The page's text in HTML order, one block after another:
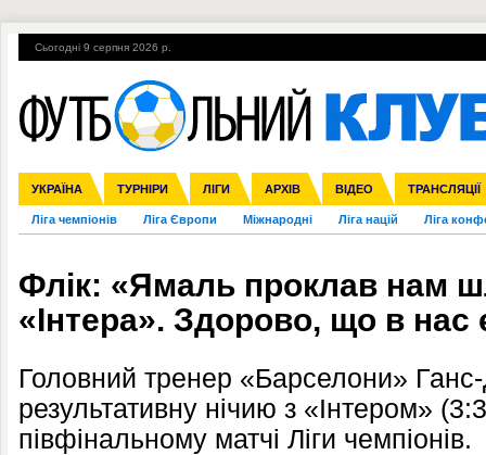
Сьогодні 9 серпня 2026 р.
УКРАЇНА ТУРНІРИ ЛІГИ АРХІВ ВІДЕО ТРАНСЛЯЦІЇ
Збірна Прем'єр-ліга Перша ліга Друга ліга Кубок України
Ліга чемпіонів Ліга Європи Міжнародні Ліга націй Ліга
Англія Іспанія Італія Німеччина Франція Інші
ЧС-2014 ЄВРО-2016 Росія Кубок конфедерацій ЧЄ-2015 (U-
Гарячі теми УПЛ, 2-й тур ВІЙНА УПЛ-ПЕРЕХОДИ
Флік: «Ямаль проклав нам
«Інтера». Здорово, що в нас
Головний тренер «Барселони»
результативну нічию з «Інтером»
півфінальному матчі Ліги чемпіонів.